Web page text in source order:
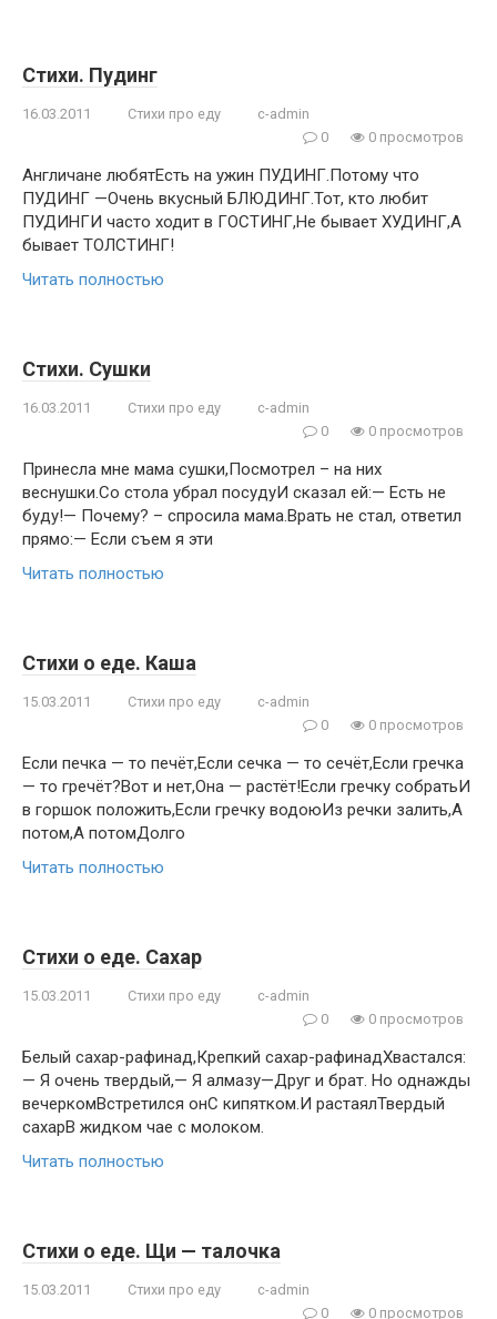
Стихи. Пудинг
16.03.2011 Стихи про еду
c-admin
0
0 просмотров
Англичане любятЕсть на ужин ПУДИНГ.Потому что
ПУДИНГ —Очень вкусный БЛЮДИНГ.Тот, кто любит
ПУДИНГИ часто ходит в ГОСТИНГ,Не бывает ХУДИНГ,А
бывает ТОЛСТИНГ!
Читать полностью
Стихи. Сушки
16.03.2011 Стихи про еду
c-admin
0
0 просмотров
Принесла мне мама сушки,Посмотрел – на них
веснушки.Со стола убрал посудуИ сказал ей:— Есть не
буду!— Почему? – спросила мама.Врать не стал, ответил
прямо:— Если съем я эти
Читать полностью
Стихи о еде. Каша
15.03.2011 Стихи про еду
c-admin
0
0 просмотров
Если печка — то печёт,Если сечка — то сечёт,Если гречка
— то гречёт?Вот и нет,Она — растёт!Если гречку собратьИ
в горшок положить,Если гречку водоюИз речки залить,А
потом,А потомДолго
Читать полностью
Стихи о еде. Сахар
15.03.2011 Стихи про еду
c-admin
0
0 просмотров
Белый сахар-рафинад,Крепкий сахар-рафинадХвастался:
— Я очень твердый,— Я алмазу—Друг и брат. Но однажды
вечеркомВстретился онС кипятком.И растаялТвердый
сахарВ жидком чае с молоком.
Читать полностью
Стихи о еде. Щи — талочка
15.03.2011 Стихи про еду
c-admin
0
0 просмотров